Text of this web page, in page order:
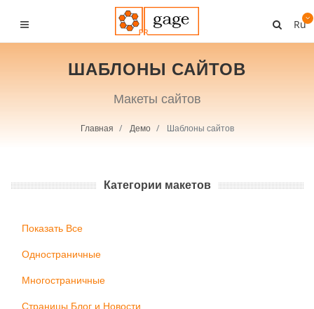
Ru
ШАБЛОНЫ САЙТОВ
Макеты сайтов
Главная Демо Шаблоны сайтов
Категории макетов
Показать Все
Одностраничные
Многостраничные
Страницы Блог и Новости